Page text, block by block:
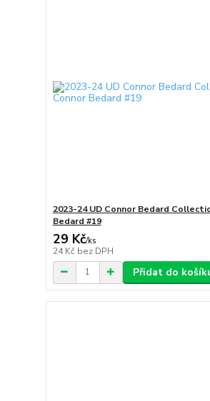
2023-24 UD Connor Bedard
Bedard #19
29 Kč/ks
24 Kč bez DPH
Přidat do